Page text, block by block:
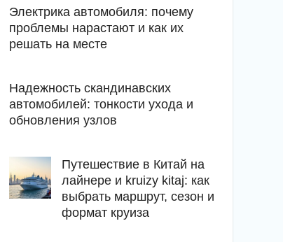
Электрика автомобиля: почему
проблемы нарастают и как их
решать на месте
Надежность скандинавских
автомобилей: тонкости ухода и
обновления узлов
Путешествие в Китай на
лайнере и kruizy kitaj: как
выбрать маршрут, сезон и
формат круиза